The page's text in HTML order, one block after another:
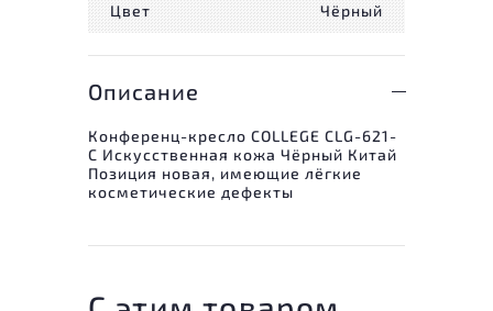
Цвет Чёрный
Описание
Конференц-кресло COLLEGE CLG-621-
C Искусственная кожа Чёрный Китай
Позиция новая, имеющие лёгкие
косметические дефекты